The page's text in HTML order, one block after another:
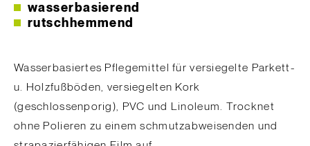
wasserbasierend
rutschhemmend
Wasserbasiertes Pflegemittel für versiegelte Parkett-
u. Holzfußböden, versiegelten Kork
(geschlossenporig), PVC und Linoleum. Trocknet
ohne Polieren zu einem schmutzabweisenden und